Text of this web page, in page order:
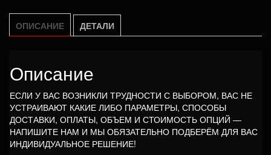
22dc
ОПИСАНИЕ ДЕТАЛИ
Описание
ЕСЛИ У ВАС ВОЗНИКЛИ ТРУДНОСТИ С ВЫБОРОМ, ВАС НЕ
УСТРАИВАЮТ КАКИЕ ЛИБО ПАРАМЕТРЫ, СПОСОБЫ
ДОСТАВКИ, ОПЛАТЫ, ОБЪЕМ И СТОИМОСТЬ ОПЦИЙ —
НАПИШИТЕ НАМ И МЫ ОБЯЗАТЕЛЬНО ПОДБЕРЁМ ДЛЯ ВАС
ИНДИВИДУАЛЬНОЕ РЕШЕНИЕ!